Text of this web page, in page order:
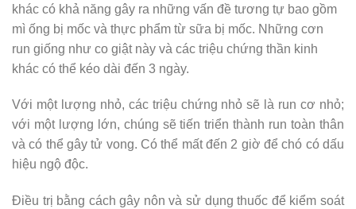
khác có khả năng gây ra những vấn đề tương tự bao gồm
mì ống bị mốc và thực phẩm từ sữa bị mốc. Những cơn
run giống như co giật này và các triệu chứng thần kinh
khác có thể kéo dài đến 3 ngày.
Với một lượng nhỏ, các triệu chứng nhỏ sẽ là run cơ nhỏ;
với một lượng lớn, chúng sẽ tiến triển thành run toàn thân
và có thể gây tử vong. Có thể mất đến 2 giờ để chó có dấu
hiệu ngộ độc.
Điều trị bằng cách gây nôn và sử dụng thuốc để kiểm soát